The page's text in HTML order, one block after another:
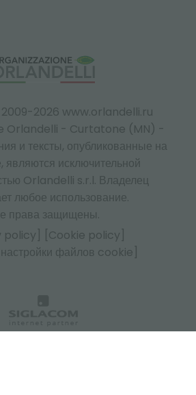
2026 www.orlandelli.ru
Orlandelli - Curtatone (MN) -
и тексты, опубликованные на
являются исключительной
Orlandelli s.r.l. Владелец
любое использование.
права защищены.
policy]
[Cookie policy]
файлов cookie]